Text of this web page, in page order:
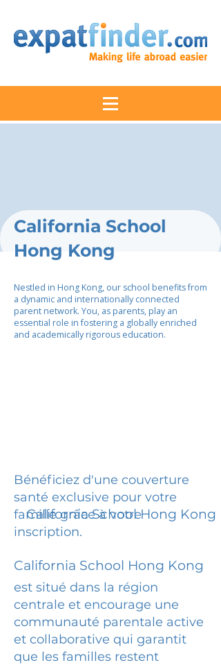
California School
Hong Kong
Nestled in Hong Kong, our school benefits from
a dynamic and internationally connected
parent network. You, as parents, play an
essential role in fostering a globally enriched
and academically rigorous education.
Bénéficiez d'une couverture
santé exclusive pour votre
famille grâce à votre
inscription.
California School Hong Kong
California School Hong Kong
est situé dans la région
centrale et encourage une
communauté parentale active
et collaborative qui garantit
que les familles restent